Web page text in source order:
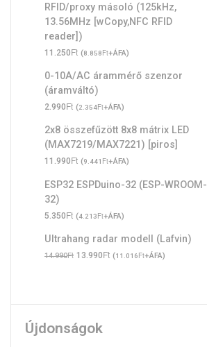
RFID/proxy másoló (125kHz,
13.56MHz [wCopy,NFC RFID
reader])
11.250Ft (8.858Ft+ÁFA)
0-10A/AC árammérő szenzor
(áramváltó)
2.990Ft (2.354Ft+ÁFA)
2x8 összefűzött 8x8 mátrix LED
(MAX7219/MAX7221) [piros]
11.990Ft (9.441 Ft+ÁFA)
ESP32 ESPDuino-32 (ESP-WROOM-
32)
5.350Ft (4.213Ft+ÁFA)
Ultrahang radar modell (Lafvin)
14.990Ft Original
13.990FtCurrent
(11.016Ft+ÁFA)
Újdonságok